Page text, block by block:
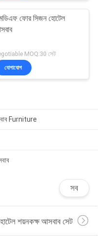
ফোর সিজন হোটেল
MOQ:30 সেট
যোগাযোগ
Furniture
সব
শয়নকক্ষ আসবাব সেট